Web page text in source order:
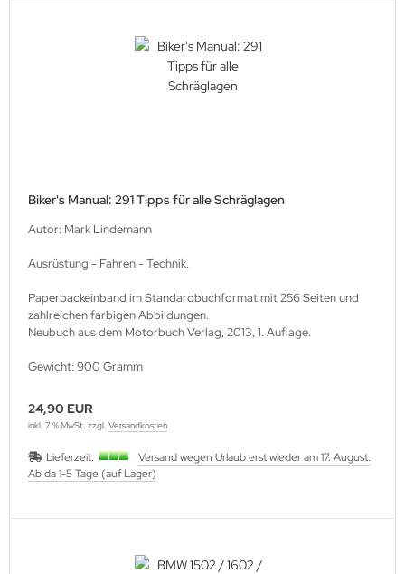
Biker's Manual: 291 Tipps für alle Schräglagen
Autor: Mark Lindemann
Ausrüstung - Fahren - Technik.
Paperbackeinband im Standardbuchformat mit 256 Seiten und
zahlreichen farbigen Abbildungen.
Neubuch aus dem Motorbuch Verlag, 2013, 1. Auflage.
Gewicht: 900 Gramm
24,90 EUR
inkl. 7 % MwSt. zzgl. Versandkosten
Lieferzeit:
Versand wegen Urlaub erst wieder am 17. August.
Ab da 1-5 Tage (auf Lager)